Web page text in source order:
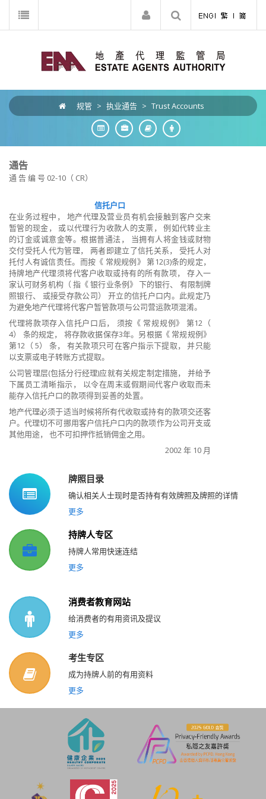
规管 > 执业通告 > Trust Accounts
通告
通 告 编 号 02-10（ CR）
信托户口
在业务过程中， 地产代理及营业员有机会接触到客户交来
暂管的现金， 或以代理行为收款人的支票， 例如代转业主
的订金或诚意金等。根据普通法， 当拥有人将金钱或财物
交付受托人代为管理， 两者即建立了信托关系， 受托人对
托付人有诚信责任。而按《 常规规例》 第12(3)条的规定，
持牌地产代理须将代客户收取或持有的所有款项， 存入一
家认可财务机构（ 指《 银行业条例》 下的银行、 有限制牌
照银行、 或接受存款公司） 开立的信托户口内。此规定乃
为避免地产代理将代客户暂管款项与公司营运款项混淆。
代理将款项存入信托户口后， 须按《 常规规例》 第12（
4） 条的规定， 将存款收据保存3年。另根据《 常规规例》
第12（ 5） 条， 有关款项只可在客户指示下提取， 并只能
以支票或电子转账方式提取。
公司管理层(包括分行经理)应就有关规定制定措施， 并给予
下属员工清晰指示， 以令在周末或假期间代客户收取而未
能存入信托户口的款项得到妥善的处置。
地产代理必须于适当时候将所有代收取或持有的款项交还客
户。代理切不可​​挪用客户信托户口内的款项作为公司开支或
其他用途， 也不可扣押作抵销佣金之用。
2002 年 10 月
牌照目录
确认相关人士现时是否持有有效牌照及牌照的详情
更多
持牌人专区
持牌人常用快速连结
更多
消费者教育网站
给消费者的有用资讯及提议
更多
考生专区
成为持牌人前的有用资料
更多